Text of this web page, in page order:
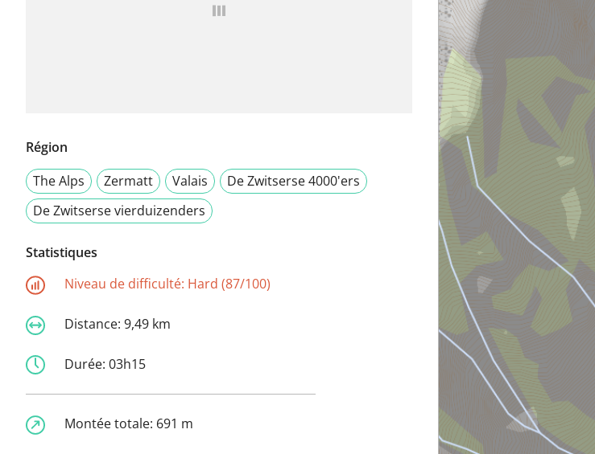
Région
The Alps
Zermatt Valais
De Zwitserse 4000'ers
De Zwitserse vierduizenders
Statistiques
Niveau de difficulté: Hard (87/100)
Distance: 9,49 km
Durée: 03h15
Montée totale: 691 m